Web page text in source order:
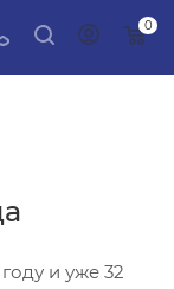
0
и уже 32